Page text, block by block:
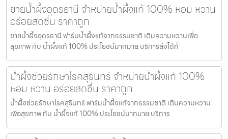
ขายน้ำผึ้งอุดรธานี จำหน่ายน้ำผึ้งแท้ 100% หอม หวาน
อร่อยสดชื่น ราคาถูก
ขายน้ำผึ้งอุดรธานี ฟาร์มน้ำผึ้งแท้จากธรรมชาติ เติมความหวานเพื่อ
สุขภาพ กับ น้ำผึ้งแท้ 100% ประโยชน์มากมาย บริการส่งได้ทั่
น้ำผึ้งช่วยรักษาโรคสุรินทร์ จำหน่ายน้ำผึ้งแท้ 100%
หอม หวาน อร่อยสดชื่น ราคาถูก
น้ำผึ้งช่วยรักษาโรคสุรินทร์ ฟาร์มน้ำผึ้งแท้จากธรรมชาติ เติมความหวาน
เพื่อสุขภาพ กับ น้ำผึ้งแท้ 100% ประโยชน์มากมาย บริการ